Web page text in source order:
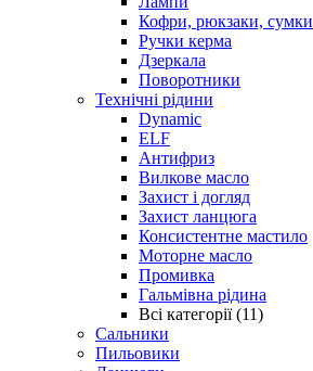
Кофри, рюкзаки, сумки
Ручки керма
Дзеркала
Поворотники
Технічні рідини
Dynamic
ELF
Антифриз
Вилкове масло
Захист і догляд
Захист ланцюга
Консистентне мастило
Моторне масло
Промивка
Гальмівна рідина
Всі категорії (11)
Сальники
Пильовики